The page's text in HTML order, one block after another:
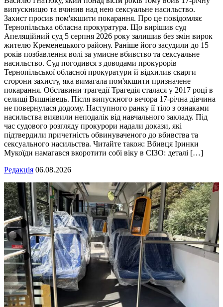
випускницю та вчинив над нею сексуальне насильство.
Захист просив пом'якшити покарання. Про це повідомляє
Тернопільська обласна прокуратура. Що вирішив суд
Апеляційний суд 5 серпня 2026 року залишив без змін вирок
жителю Кременецького району. Раніше його засудили до 15
років позбавлення волі за умисне вбивство та сексуальне
насильство. Суд погодився з доводами прокурорів
Тернопільської обласної прокуратури й відхилив скарги
сторони захисту, яка вимагала пом'якшити призначене
покарання. Обставини трагедії Трагедія сталася у 2017 році в
селищі Вишнівець. Після випускного вечора 17-річна дівчина
не повернулася додому. Наступного ранку її тіло з ознаками
насильства виявили неподалік від навчального закладу. Під
час судового розгляду прокурори надали докази, які
підтвердили причетність обвинуваченого до вбивства та
сексуального насильства. Читайте також: Вбивця Іринки
Мукоїди намагався вкоротити собі віку в СІЗО: деталі […]
Редакція 06.08.2026